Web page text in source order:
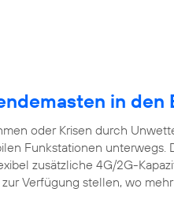
in den
oder Krisen durch
Funkstationen unterwegs.
zusätzliche 4G/2G-
Verfügung stellen, wo